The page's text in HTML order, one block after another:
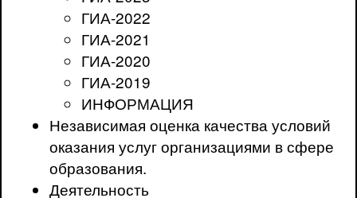
ГИА-2022
ГИА-2021
ГИА-2020
ГИА-2019
ИНФОРМАЦИЯ
Независимая оценка качества условий
оказания услуг организациями в сфере
образования.
Деятельность